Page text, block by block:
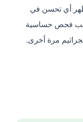
وإذا لم يظهر أي تحسن في
خلال أول 3 أيام، فيجب فحص حساسية
مرة أخرى.